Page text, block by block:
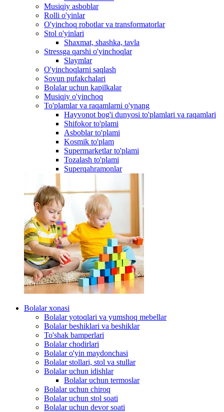
Musiqiy asboblar
Rolli o'yinlar
O'yinchoq robotlar va transformatorlar
Stol o'yinlari
Shaxmat, shashka, tavla
Stressga qarshi o'yinchoqlar
Slaymlar
O'yinchoqlarni saqlash
Sovun pufakchalari
Bolalar uchun kapilkalar
Musiqiy o'yinchoq
To'plamlar va raqamlarni o'ynang
Hayvonot bog'i dunyosi to'plamlari va raqamlari
Shifokor to'plami
Asboblar to'plami
Kosmik to'plam
Supermarketlar to'plami
Tozalash to'plami
Superqahramonlar
Bolalar xonasi
Bolalar yotoqlari va yumshoq mebellar
Bolalar beshiklari va beshiklar
To'shak bamperlari
Bolalar chodirlari
Bolalar o'yin maydonchasi
Bolalar stollari, stol va stullar
Bolalar uchun idishlar
Bolalar uchun termoslar
Bolalar uchun chiroq
Bolalar uchun stol soati
Bolalar uchun devor soati